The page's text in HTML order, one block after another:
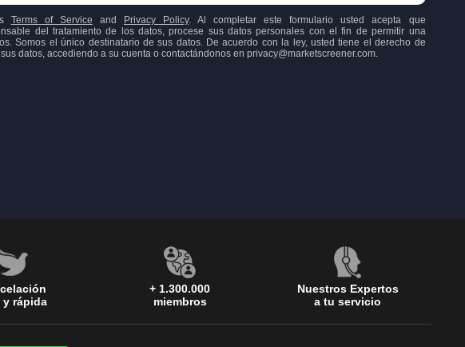
Terms of Service and Privacy Policy. Al completar este formulario usted acepta que
del tratamiento de los datos, procese sus datos personales con el fin de permitir una
Somos el único destinatario de sus datos. De acuerdo con la ley, usted tiene el derecho de
datos, accediendo a su cuenta o contactándonos en privacy@marketscreener.com.
+ 1.300.000
miembros
y rápida
Nuestros Expertos
a tu servicio